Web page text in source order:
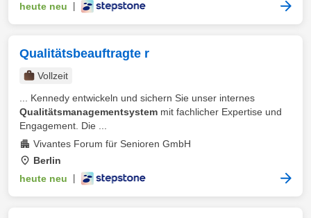
heute neu
Qualitätsbeauftragte r
Vollzeit
... Kennedy entwickeln und sichern Sie unser internes
Qualitätsmanagementsystem mit fachlicher Expertise und
Engagement. Die ...
Vivantes Forum für Senioren GmbH
Berlin
heute neu